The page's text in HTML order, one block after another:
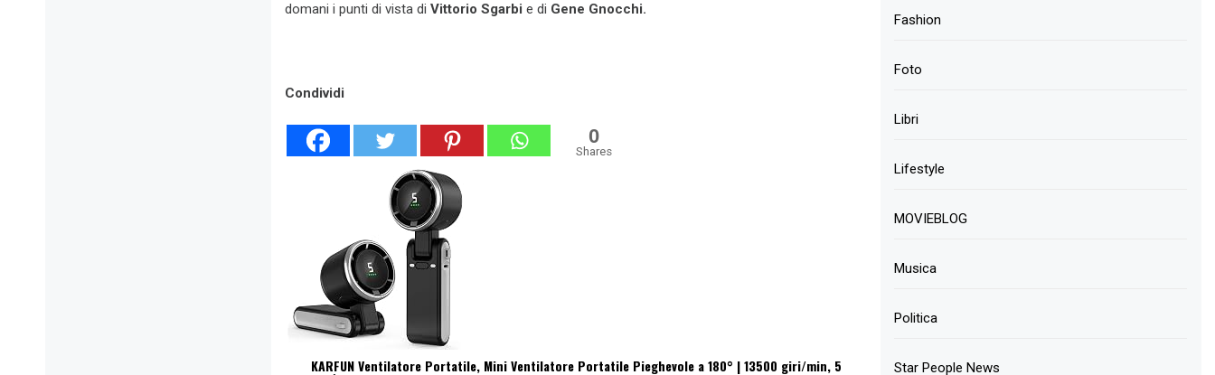
domani i punti di vista di Vittorio Sgarbi e di Gene Gnocchi.
Condividi
0
Shares
KARFUN Ventilatore Portatile, Mini Ventilatore Portatile Pieghevole a 180° | 13500 giri/min, 5
Fashion
Foto
Libri
Lifestyle
MOVIEBLOG
Musica
Politica
Star People News